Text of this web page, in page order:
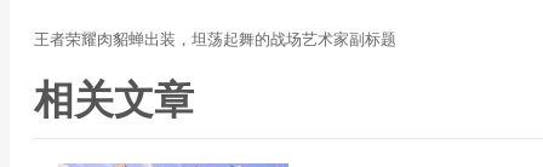
王者荣耀肉貂蝉出装，坦荡起舞的战场艺术家副标题
相关文章